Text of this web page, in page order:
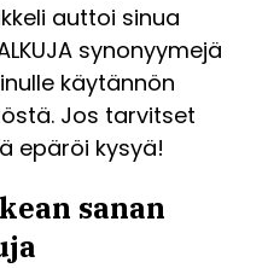
auttoi sinua
synonyymejä
käytännön
Jos tarvitset
epäröi kysyä!
sanan